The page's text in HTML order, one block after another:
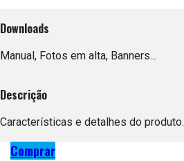
Downloads
Manual, Fotos em alta, Banners...
Descrição
Características e detalhes do produto.
Comprar